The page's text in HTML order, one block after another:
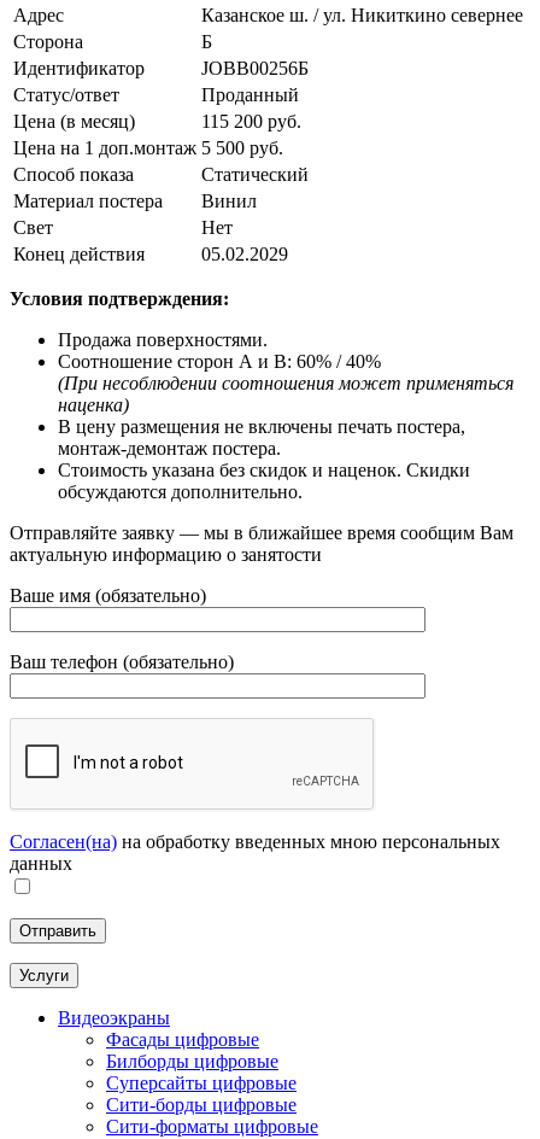
Адрес
Казанское ш. / ул. Никиткино севернее
Сторона
Б
Идентификатор
JOBB00256Б
Статус/ответ
Проданный
Цена (в месяц)
115 200 руб.
Цена на 1 доп.монтаж 5 500 руб.
Способ показа
Статический
Материал постера
Винил
Свет
Нeт
Конец действия
05.02.2029
Условия подтверждения:
Продажа поверхностями.
Соотношение сторон А и В: 60% / 40%
(При несоблюдении соотношения может применяться
наценка)
В цену размещения не включены печать постера,
монтаж-демонтаж постера.
Стоимость указана без скидок и наценок. Скидки
обсуждаются дополнительно.
Отправляйте заявку — мы в ближайшее время сообщим Вам
актуальную информацию о занятости
Ваше имя (обязательно)
Ваш телефон (обязательно)
Согласен(на) на обработку введенных мною персональных
данных
Услуги
Видеоэкраны
Фасады цифровые
Билборды цифровые
Суперсайты цифровые
Сити-борды цифровые
Сити-форматы цифровые